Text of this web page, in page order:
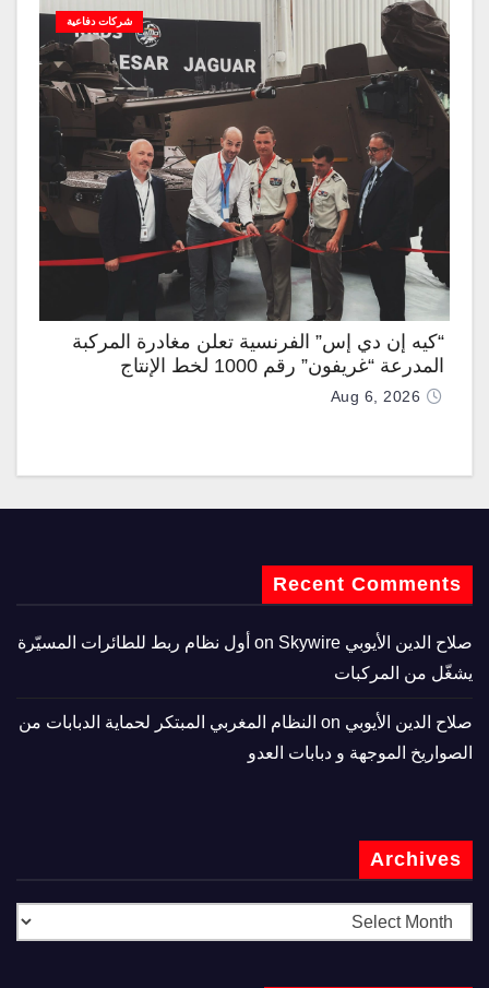
شركات دفاعية
“كيه إن دي إس” الفرنسية تعلن مغادرة المركبة
المدرعة “غريفون” رقم 1000 لخط الإنتاج
Aug 6, 2026
Recent Comments
صلاح الدين الأيوبي
Skywire أول نظام ربط للطائرات المسيّرة
يشغّل من المركبات
صلاح الدين الأيوبي
النظام المغربي المبتكر لحماية الدبابات من
الصواريخ الموجهة و دبابات العدو
Archives